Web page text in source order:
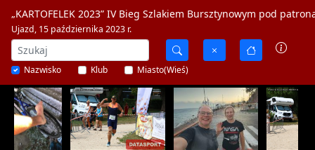
„KARTOFELEK 2023” IV Bieg Szlakiem Bursztynowym pod
Ujazd, 15 października 2023 r.
Nazwisko Klub Miasto(Wieś)